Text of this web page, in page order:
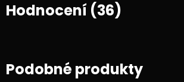
Hodnocení (36)
Podobné produkty